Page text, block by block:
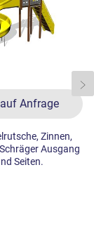
Anfrage
Zinnen,
Ausgang
Seiten.